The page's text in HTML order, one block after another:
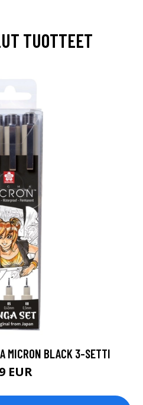
TUOTTEET
MICRON BLACK 3-SETTI
EUR